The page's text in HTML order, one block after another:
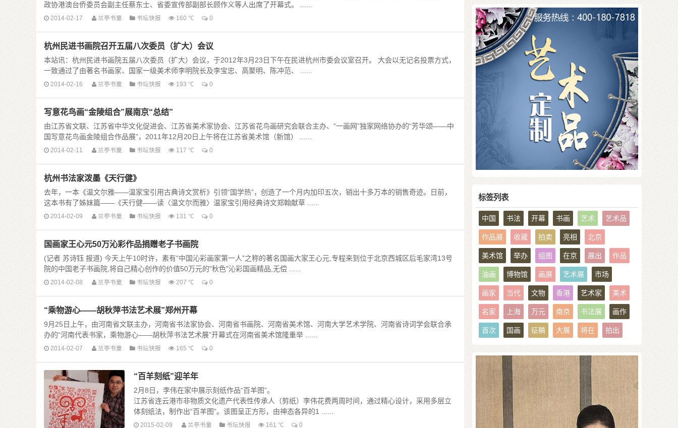
政协港澳台侨委员会副主任蔡东士、省委宣传部副部长顾作义等人出席了开幕式。 ......
2014-02-17 兰亭书童 书坛快报 160 ℃ 0
杭州民进书画院召开五届八次委员（扩大）会议
本站讯：杭州民进书画院五届八次委员（扩大）会议，于2012年3月23日下午在民进杭州市委会议室召开。 大会以无记名投票方式，
一致通过了由著名书画家、国家一级美术师李明院长及李宝忠、高聚明、陈冲范、 ......
2014-02-16 兰亭书童 书坛快报 193 ℃ 0
写意花鸟画“金陵组合”展南京“总结”
由江苏省文联、江苏省中华文化促进会、江苏省美术家协会、江苏省花鸟画研究会联合主办、“一画网”独家网络协办的“芳华颂——中
国写意花鸟画金陵组合作品展”，2011年12月20日上午将在江苏省美术馆（新馆） ......
2014-02-11 兰亭书童 书坛快报 117 ℃ 0
杭州书法家泼墨《天行健》
去年，一本《温文尔雅——温家宝引用古典诗文赏析》引领“国学热”，创造了一个月内加印五次，销出十多万本的销售奇迹。日前，
这本书有了姊妹篇——《天行健——读〈温文尔而雅〉温家宝引用经典诗文郑翰献草 ......
2014-02-09 兰亭书童 书坛快报 131 ℃ 0
国画家王心元50万沁彩作品捐赠老子书画院
(记者 苏诗钰 报道) 今天上午10时许，素有“中国沁彩画家第一人”之称的著名国画大家王心元,专程来到位于北京西城区后毛家湾13号
院的中国老子书画院,将自己精心创作的价值50万元的"秋色"沁彩国画精品,无偿 ......
2014-02-08 兰亭书童 书坛快报 207 ℃ 0
“乘物游心——胡秋萍书法艺术展”郑州开幕
9月25日上午，由河南省文联主办，河南省书法家协会、河南省书画院、河南省美术馆、河南大学艺术学院、河南省诗词学会联合承
办的“河南代表书家，乘物游心——胡秋萍书法艺术展”开幕式在河南省美术馆隆重举 ......
2014-02-07 兰亭书童 书坛快报 165 ℃ 0
“百羊刻纸”迎羊年
2月8日，李伟在家中展示刻纸作品“百羊图”。
江苏省连云港市非物质文化遗产代表性传承人（剪纸）李伟花费两周时间，通过精心设计，采用多层立
体刻纸法，制作出“百羊图”。该图呈正方形，由神态各异的1 ......
2015-02-09 兰亭书童 书坛快报 161 ℃ 0
标签列表
中国 书法 开幕 书画 艺术 艺术品
作品展 收藏 拍卖 亮相 北京
美术馆 举办 组图 在京 展出 作品
油画 博物馆 画展 艺术展 市场
画家 当代 文物 香港 艺术家 美术
名家 上海 万元 南京 书法展 画作
首次 国画 征稿 大展 将在 拍出